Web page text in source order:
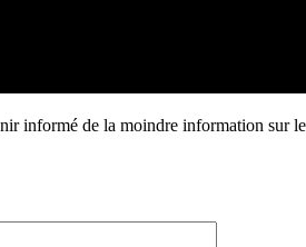
informé de la moindre information sur